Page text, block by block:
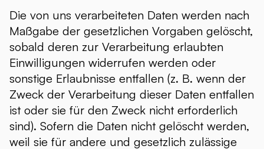
Die von uns verarbeiteten Daten werden nach
Maßgabe der gesetzlichen Vorgaben gelöscht,
sobald deren zur Verarbeitung erlaubten
Einwilligungen widerrufen werden oder
sonstige Erlaubnisse entfallen (z. B. wenn der
Zweck der Verarbeitung dieser Daten entfallen
ist oder sie für den Zweck nicht erforderlich
sind). Sofern die Daten nicht gelöscht werden,
weil sie für andere und gesetzlich zulässige